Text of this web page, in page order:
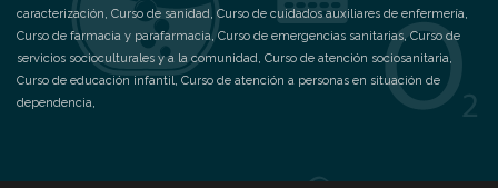
caracterización, Curso de sanidad, Curso de cuidados auxiliares de enfermería,
Curso de farmacia y parafarmacia,Curso de emergencias sanitarias,Curso de
servicios socioculturales y a la comunidad, Curso de atención sociosanitaria,
Curso de educación infantil, Curso de atención a personas en situación de
dependencia,